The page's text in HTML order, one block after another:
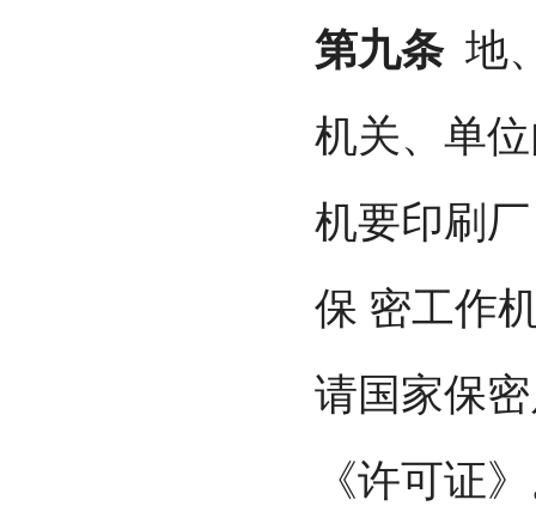
第九条地
机关、单
机要印刷
保 密工作
请国家保
《许可证